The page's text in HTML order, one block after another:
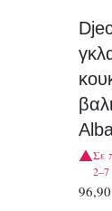
Σε
2–7